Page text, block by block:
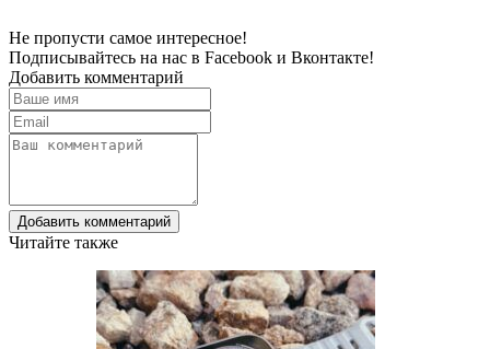
Не пропусти самое интересное!
Подписывайтесь на нас в Facebook и Вконтакте!
Добавить комментарий
Добавить комментарий
Читайте также